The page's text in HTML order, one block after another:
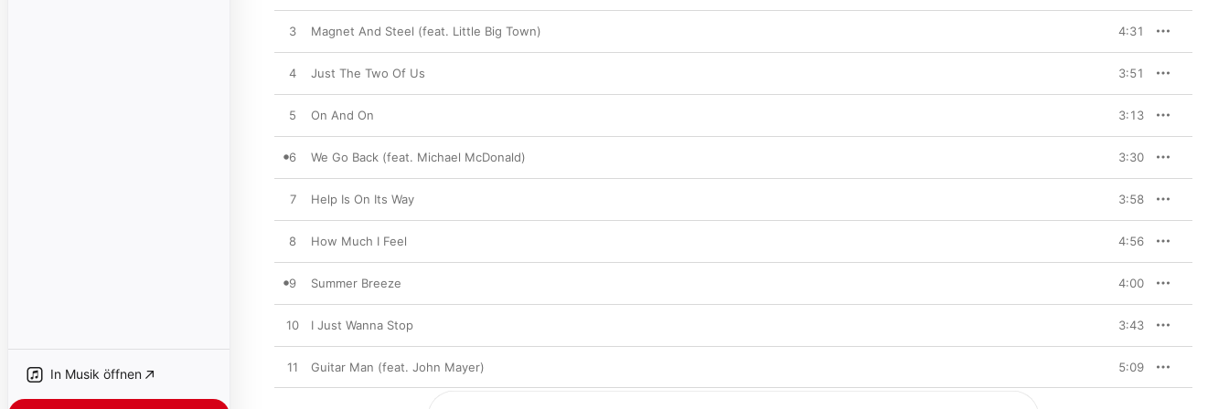
In Musik öffnen
3 Magnet And Steel (feat. Little Big Town) 4:31
4 Just The Two Of Us 3:51
5 On And On 3:13
6 We Go Back (feat. Michael McDonald) 3:30
7 Help Is On Its Way 3:58
8 How Much I Feel 4:56
9 Summer Breeze 4:00
10 I Just Wanna Stop 3:43
11 Guitar Man (feat. John Mayer) 5:09